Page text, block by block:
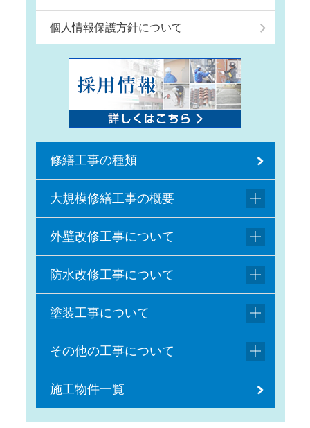
個人情報保護方針について
修繕工事の種類
大規模修繕工事の概要
外壁改修工事について
防水改修工事について
塗装工事について
その他の工事について
施工物件一覧